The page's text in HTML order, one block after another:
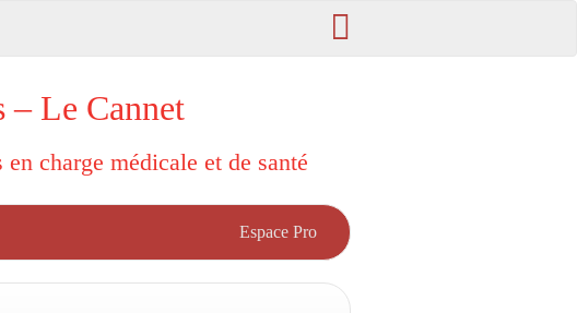
Le Cannet
charge médicale et de santé
Espace Pro